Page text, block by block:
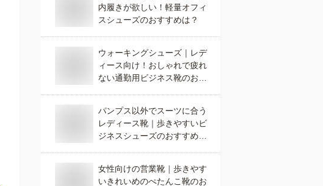
内履きが欲しい！軽量オフィ
スシューズのおすすめは？
ウォーキングシューズ｜レデ
ィース向け！おしゃれで疲れ
ない通勤用ビジネス靴のおす
パンプス以外でスーツに合う
レディース靴｜歩きやすいビ
ジネスシューズのおすすめ
女性向けの営業靴｜歩きやす
いきれいめのぺたんこ靴のお